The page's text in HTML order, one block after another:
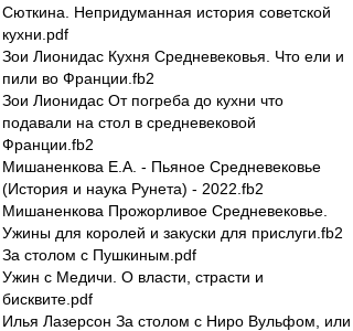
Сюткина. Непридуманная история советской
кухни.pdf
Зои Лионидас Кухня Средневековья. Что ели и
пили во Франции.fb2
Зои Лионидас От погреба до кухни что
подавали на стол в средневековой
Франции.fb2
Мишаненкова Е.А. - Пьяное Средневековье
(История и наука Рунета) - 2022.fb2
Мишаненкова Прожорливое Средневековье.
Ужины для королей и закуски для прислуги.fb2
За столом с Пушкиным.pdf
Ужин с Медичи. О власти, страсти и
бисквите.pdf
Илья Лазерсон За столом с Ниро Вульфом, или